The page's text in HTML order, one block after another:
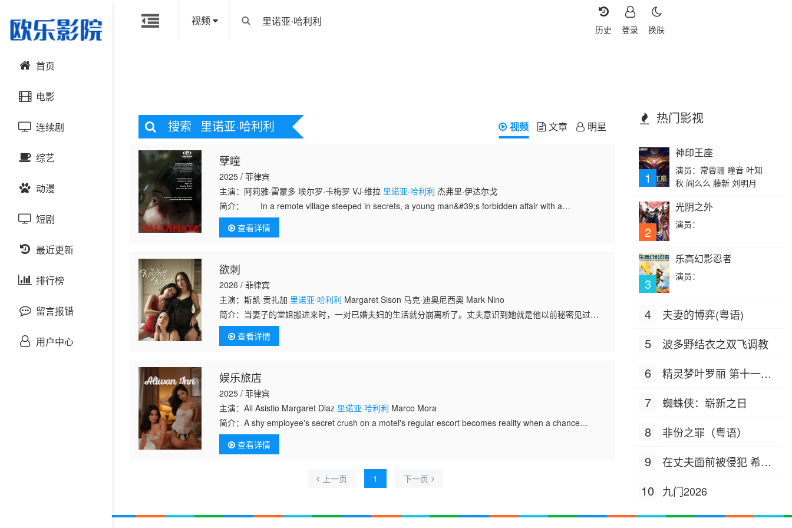
视频
换肤
登录
历史
首页
电影
动作片
喜剧片
爱情片
科幻片
恐怖片
剧情片
战争片
悬疑片
连续剧
国产剧
港台剧
日韩剧
欧美剧
泰国剧
综艺
大陆综艺
日韩综艺
港台综艺
欧美综艺
动漫
国产动漫
日韩动漫
欧美动漫
短剧
最近更新
排行榜
留言报错
用户中心
搜索 里诺亚·哈利利 视频 文章 明星
孽瞳
2025 / 菲律宾
主演：阿莉雅·雷蒙多 埃尔罗·卡梅罗 VJ·维拉 里诺亚·哈利利 杰弗里·伊达尔戈
简介：
In a remote village steeped in secrets, a young man&#39;s forbidden affair with a
politician&#39;s
查看详情
欲刺
2026 / 菲律宾
主演：斯凯·贡扎加 里诺亚·哈利利 Margaret Sison 马克·迪奥尼西奥 Mark Nino
简介： 当妻子的堂姐搬进来时，一对已婚夫妇的生活就分崩离析了。丈夫意识到她就是他以前秘密见过的
脱衣舞娘，这引发了诱惑、欺骗和对曝光的恐惧。
查看详情
娱乐旅店
2025 / 菲律宾
主演：Ali Asistio Margaret Diaz 里诺亚·哈利利 Marco Mora
简介：A shy employee's secret crush on a motel's regular escort becomes reality when a chance
meeting lead
查看详情
上一页 1 下一页
热门影视
1
神印王座
演员：常蓉珊 瞳音 叶知
秋 阎么么 藤新 刘明月
2
光阴之外
演员：
3
乐高幻影忍者
演员：
4 夫妻的博弈(粤语)
5 波多野结衣之双飞调教
6
精灵梦叶罗丽 第十一季
7 蜘蛛侠：崭新之日
8 非份之罪（粤语）
9
在丈夫面前被侵犯 希岛
10 九门2026